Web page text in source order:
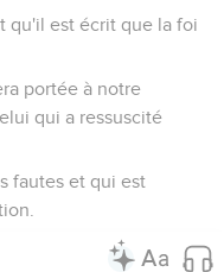
qu'il est écrit que la foi
portée à notre
qui a ressuscité
fautes et qui est